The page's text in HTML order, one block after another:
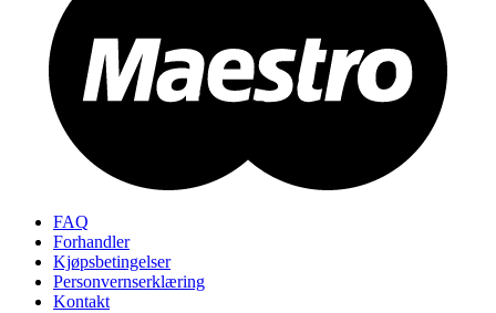
FAQ
Forhandler
Kjøpsbetingelser
Personvernserklæring
Kontakt